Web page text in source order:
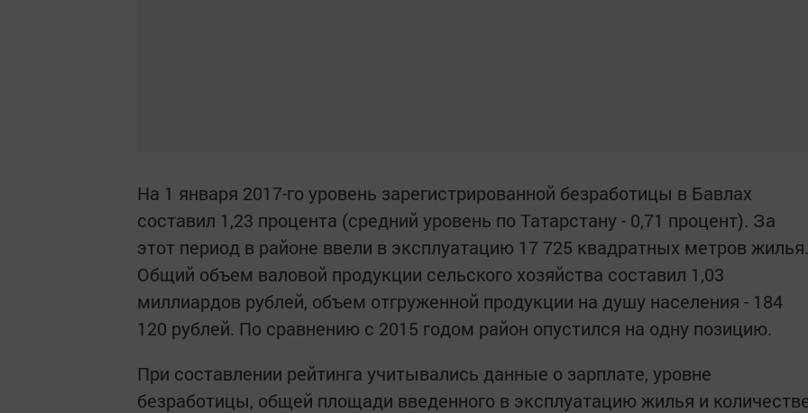
На 1 января 2017-го уровень зарегистрированной безработицы в Бавлах
составил 1,23 процента (средний уровень по Татарстану - 0,71 процент). За
этот период в районе ввели в эксплуатацию 17 725 квадратных метров жилья.
Общий объем валовой продукции сельского хозяйства составил 1,03
миллиардов рублей, объем отгруженной продукции на душу населения - 184
120 рублей. По сравнению с 2015 годом район опустился на одну позицию.
При составлении рейтинга учитывались данные о зарплате, уровне
безработицы, общей площади введенного в эксплуатацию жилья и